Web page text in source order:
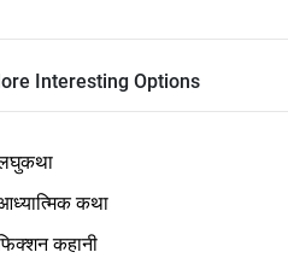
Interesting Options
कथा
कहानी